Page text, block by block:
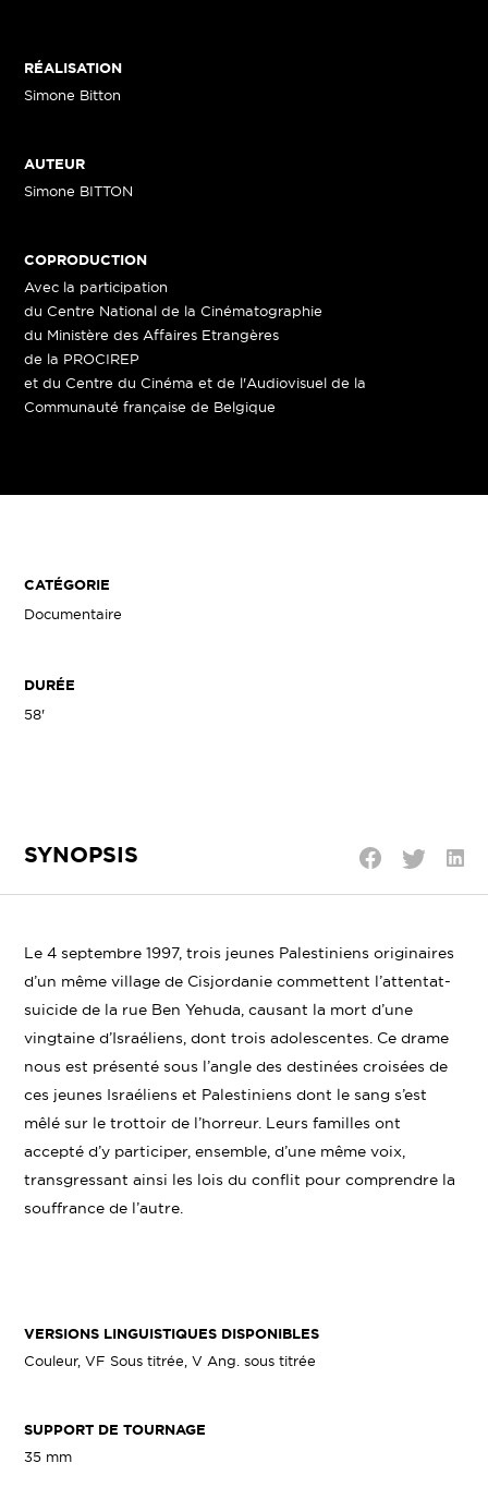
RÉALISATION
Simone Bitton
AUTEUR
Simone BITTON
COPRODUCTION
Avec la participation
du Centre National de la Cinématographie
du Ministère des Affaires Etrangères
de la PROCIREP
et du Centre du Cinéma et de l'Audiovisuel de la
Communauté française de Belgique
CATÉGORIE
Documentaire
DURÉE
58'
SYNOPSIS
Le 4 septembre 1997, trois jeunes Palestiniens originaires
d’un même village de Cisjordanie commettent l’attentat-
suicide de la rue Ben Yehuda, causant la mort d’une
vingtaine d’Israéliens, dont trois adolescentes. Ce drame
nous est présenté sous l’angle des destinées croisées de
ces jeunes Israéliens et Palestiniens dont le sang s’est
mêlé sur le trottoir de l’horreur. Leurs familles ont
accepté d’y participer, ensemble, d’une même voix,
transgressant ainsi les lois du conflit pour comprendre la
souffrance de l’autre.
VERSIONS LINGUISTIQUES DISPONIBLES
Couleur, VF Sous titrée, V Ang. sous titrée
SUPPORT DE TOURNAGE
35 mm